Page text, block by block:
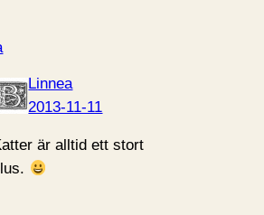
Linnea
2013-11-11
är alltid ett stort